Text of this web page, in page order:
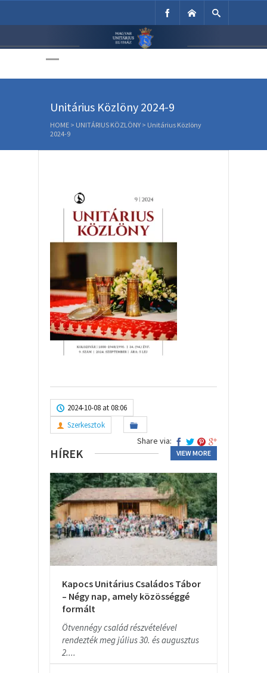
Unitárius Egyház
Unitárius Közlöny 2024-9
HOME > UNITÁRIUS KÖZLÖNY > Unitárius Közlöny
2024-9
2024-10-08 at 08:06
Szerkesztok
Share via:
HÍREK VIEW MORE
Kapocs Unitárius Családos Tábor
– Négy nap, amely közösséggé
formált
Ötvennégy család részvételével
rendezték meg július 30. és augusztus
2....